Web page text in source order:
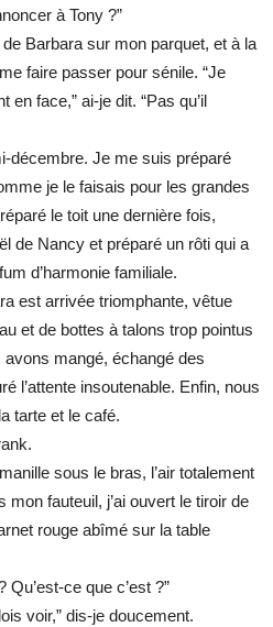
à Tony ?”
Barbara sur mon parquet, et à la
faire passer pour sénile. “Je
en face,” ai-je dit. “Pas qu’il
décembre. Je me suis préparé
je le faisais pour les grandes
le toit une dernière fois,
de Nancy et préparé un rôti qui a
d’harmonie familiale.
est arrivée triomphante, vêtue
et de bottes à talons trop pointus
mangé, échangé des
l’attente insoutenable. Enfin, nous
tarte et le café.
sous le bras, l’air totalement
fauteuil, j’ai ouvert le tiroir de
rouge abîmé sur la table
ce que c’est ?”
voir,” dis-je doucement.